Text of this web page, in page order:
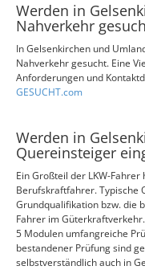
Werden in
Nahverkehr
In Gelsenkirchen und
Nahverkehr gesucht. Eine
Anforderungen und
GESUCHT.com
Werden in
Quereinsteiger
Ein Großteil der LKW-
Berufskraftfahrer. Typische
Grundqualifikation bzw. die
Fahrer im
5 Modulen umfangreiche
bestandener Prüfung sind
selbstverständlich auch in